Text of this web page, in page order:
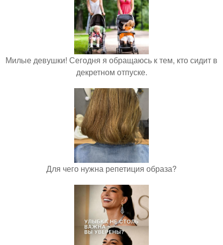
Милые девушки! Сегодня я обращаюсь к тем, кто сидит в
декретном отпуске.
Для чего нужна репетиция образа?